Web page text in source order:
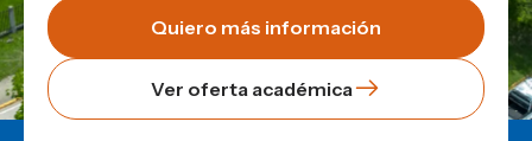
Quiero más información
Ver oferta académica